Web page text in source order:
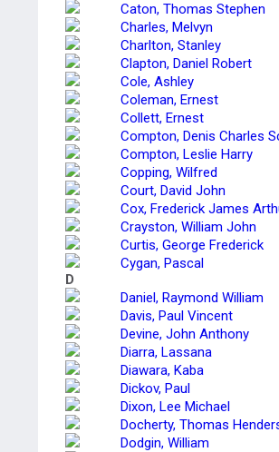
Caton, Thomas Stephen
Charles, Melvyn
Charlton, Stanley
Clapton, Daniel Robert
Cole, Ashley
Coleman, Ernest
Collett, Ernest
Compton, Denis Charles
Compton, Leslie Harry
Copping, Wilfred
Court, David John
Cox, Frederick James
Crayston, William John
Curtis, George Frederick
Cygan, Pascal
D
Daniel, Raymond William
Davis, Paul Vincent
Devine, John Anthony
Diarra, Lassana
Diawara, Kaba
Dickov, Paul
Dixon, Lee Michael
Docherty, Thomas
Dodgin, William